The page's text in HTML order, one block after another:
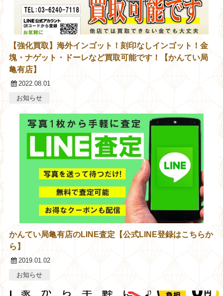
【強化買取】海外インゴット！刻印なしインゴット！金
塊・ナゲット・ドーレなど買取可能です！【かんてい局
亀有店】
2022.08.01
お知らせ
かんてい局亀有店のLINE査定【公式LINE登録はこちらか
ら】
2019.01.02
お知らせ